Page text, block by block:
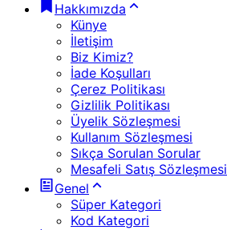
Hakkımızda
Künye
İletişim
Biz Kimiz?
İade Koşulları
Çerez Politikası
Gizlilik Politikası
Üyelik Sözleşmesi
Kullanım Sözleşmesi
Sıkça Sorulan Sorular
Mesafeli Satış Sözleşmesi
Genel
Süper Kategori
Kod Kategori